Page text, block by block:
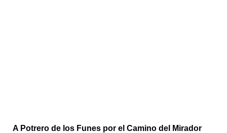
A Potrero de los Funes por el Camino del Mirador